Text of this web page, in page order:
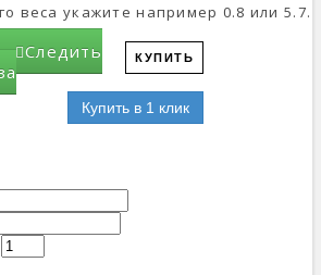
веса укажите например 0.8 или 5.7.
КУПИТЬ
Купить в 1 клик
Следить